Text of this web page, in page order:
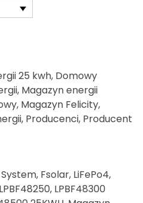
25 kwh, Domowy
, Magazyn energii
, Magazyn Felicity,
, Producenci, Producent
, Fsolar, LiFePo4,
LPBF48250, LPBF48300